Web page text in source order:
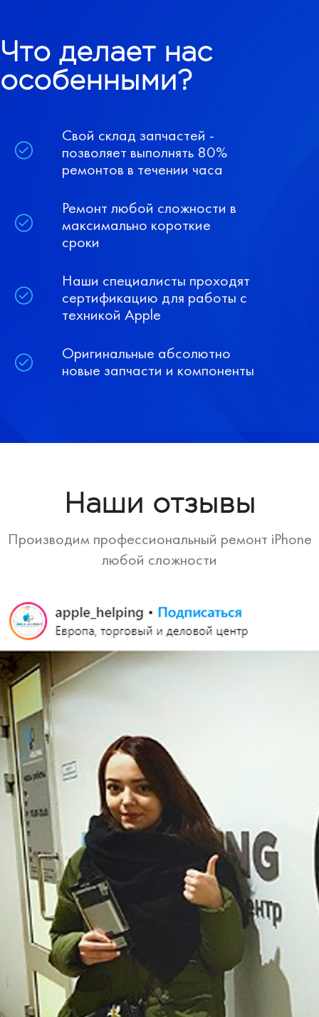
Что делает нас
особенными?
Свой склад запчастей -
позволяет выполнять 80%
ремонтов в течении часа
Ремонт любой сложности в
максимально короткие
сроки
Наши специалисты проходят
сертификацию для работы с
техникой Apple
Оригинальные абсолютно
новые запчасти и компоненты
Наши отзывы
Производим профессиональный ремонт iPhone
любой сложности